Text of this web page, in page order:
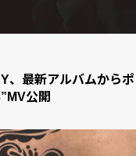
、最新アルバムから
公開